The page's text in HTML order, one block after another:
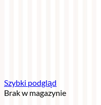
Szybki podgląd
Brak w magazynie